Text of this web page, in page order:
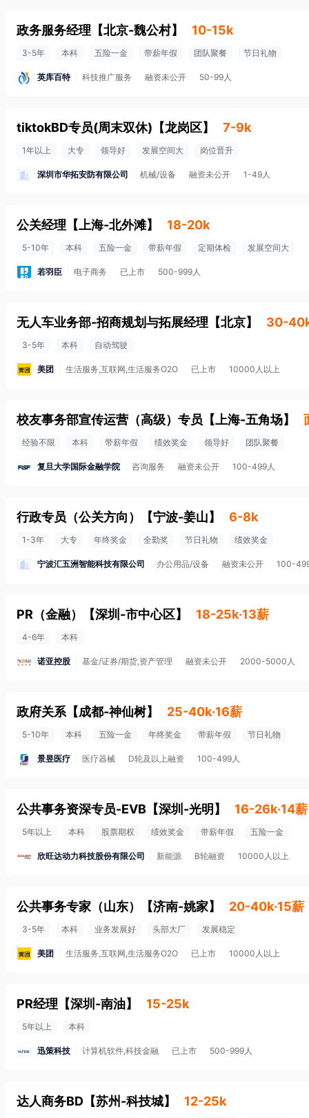
政务服务经理 【北京-魏公村】 10-15k
3-5年 本科 五险一金 带薪年假 团队聚餐 节日礼物
英库百特 科技推广服务 融资未公开 50-99人
tiktokBD专员(周末双休) 【龙岗区】 7-9k
1年以上 大专 领导好 发展空间大 岗位晋升
深圳市华拓安防有限公司 机械/设备 融资未公开 1-49人
公关经理 【 上海-北外滩】 18-20k
5-10年 本科 五险一金 带薪年假 定期体检 发展空间大
若羽臣 电子商务 已上市 500-999人
无人车业务部-招商规划与拓展经理 【北京】 30-
3-5年 本科 自动驾驶
美团 生活服务,互联网,生活服务O2O 已上市 10000人以上
校友事务部宣传运营（高级）专员 【 上海-五角场】
经验不限 本科 带薪年假 绩效奖金 领导好 团队聚餐
复旦大学国际金融学院 咨询服务 融资未公开 100-499人
行政专员（公关方向） 【宁波-姜山】 6-8k
1-3年 大专 年终奖金 全勤奖 节日礼物 绩效奖金
宁波汇五洲智能科技有限公司 办公用品/设备 融资未公开 100-
PR（金融） 【深圳-市中心区】 18-25k·13薪
4-6年 本科
诺亚控股 基金/证券/期货,资产管理 融资未公开 2000-5000人
政府关系 【成都-神仙树】 25-40k·16薪
5-10年 本科 五险一金 年终奖金 带薪年假 节日礼物
景昱医疗 医疗器械 D轮及以上融资 100-499人
公共事务资深专员-EVB 【深圳-光明 】 16-26k·14薪
5年以上 本科 股票期权 绩效奖金 带薪年假 五险一金
欣旺达动力科技股份有限公司 新能源 B轮融资 10000人以上
公共事务专家（山东） 【济南-姚家】 20-40k·15薪
3-5年 本科 业务发展好 头部大厂 发展稳定
美团 生活服务,互联网,生活服务O2O 已上市 10000人以上
PR经理 【深圳-南油】 15-25k
5年以上 本科
迅策科技 计算机软件,科技金融 已上市 500-999人
达人商务BD 【苏州-科技城】 12-25k